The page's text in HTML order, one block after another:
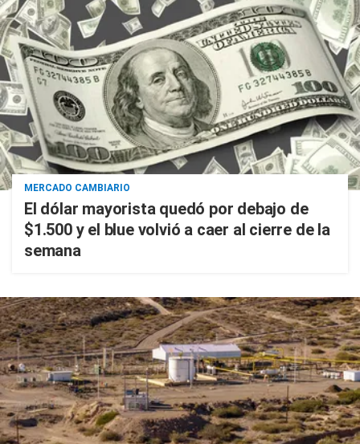
MERCADO CAMBIARIO
El dólar mayorista quedó por debajo de
$1.500 y el blue volvió a caer al cierre de la
semana